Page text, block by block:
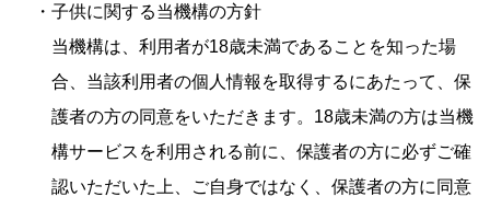
・子供に関する当機構の方針
当機構は、利用者が18歳未満であることを知った場
合、当該利用者の個人情報を取得するにあたって、保
護者の方の同意をいただきます。18歳未満の方は当機
構サービスを利用される前に、保護者の方に必ずご確
認いただいた上、ご自身ではなく、保護者の方に同意